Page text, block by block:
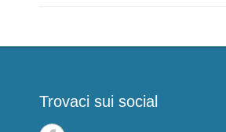
Trovaci sui social